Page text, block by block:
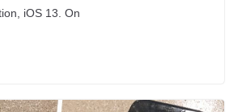
iOS 13. On